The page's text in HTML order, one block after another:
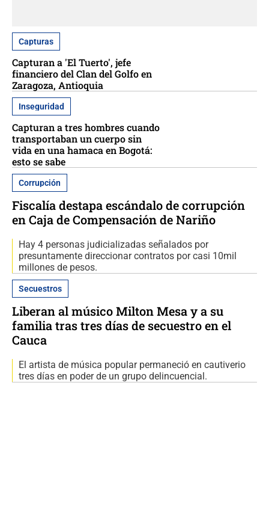
Capturas
Capturan a 'El Tuerto', jefe
financiero del Clan del Golfo en
Zaragoza, Antioquia
Inseguridad
Capturan a tres hombres cuando
transportaban un cuerpo sin
vida en una hamaca en Bogotá:
esto se sabe
Corrupción
Fiscalía destapa escándalo de corrupción
en Caja de Compensación de Nariño
Hay 4 personas judicializadas señalados por
presuntamente direccionar contratos por casi 10mil
millones de pesos.
Secuestros
Liberan al músico Milton Mesa y a su
familia tras tres días de secuestro en el
Cauca
El artista de música popular permaneció en cautiverio
tres días en poder de un grupo delincuencial.